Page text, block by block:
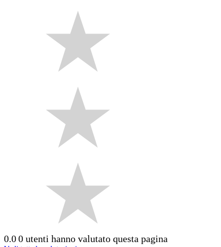
0.00 utenti hanno valutato questa pagina